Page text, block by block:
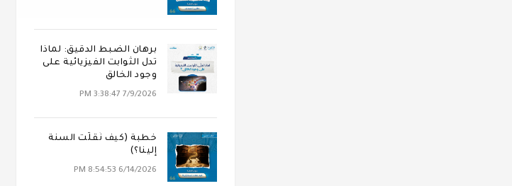
برهان الضبط الدقيق: لماذا
تدل الثوابت الفيزيائية على
وجود الخالق
7/9/2026 3:38:47 PM
خطبة (كيف نُقلَت السنة
إلينا؟)
6/14/2026 8:54:53 PM